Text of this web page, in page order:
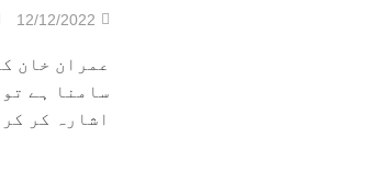
12/12/2022
عمران خان
سامنا ہے
اشارہ کر